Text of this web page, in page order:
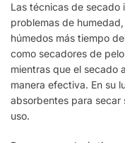
Las técnicas de secado
problemas de
húmedos más tiempo
como secadores de
mientras que el secado
manera efectiva. En su
absorbentes para secar
uso.